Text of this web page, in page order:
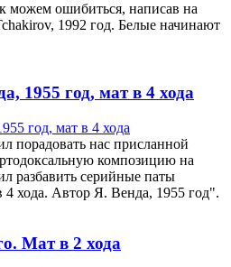
можем ошибиться, написав на
1992 год. Белые начинают
1955 год, мат в 4 хода
порадовать нас присланной
композицию на
разбавить серийные паты
хода. Автор Я. Венда, 1955 год".
Мат в 2 хода